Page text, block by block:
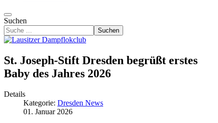
Suchen
Suchen
St. Joseph-Stift Dresden begrüßt erstes
Baby des Jahres 2026
Details
Kategorie: Dresden News
01. Januar 2026